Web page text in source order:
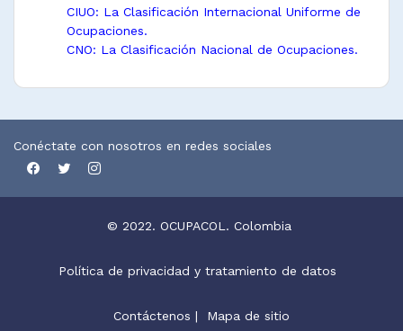
CIUO: La Clasificación Internacional Uniforme de
Ocupaciones.
CNO: La Clasificación Nacional de Ocupaciones.
Conéctate con nosotros en redes sociales
© 2022. OCUPACOL. Colombia
Política de privacidad y tratamiento de datos
Contáctenos | Mapa de sitio